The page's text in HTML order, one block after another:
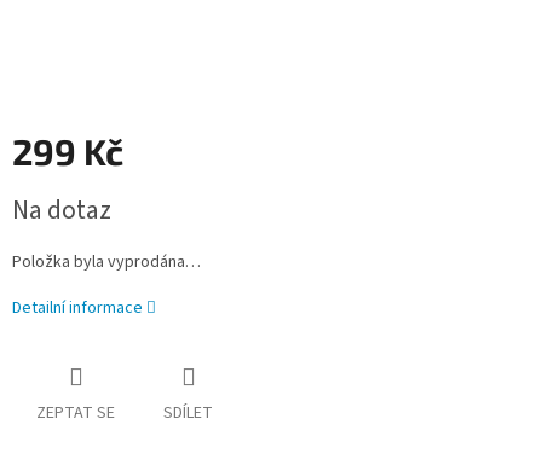
299 Kč
cena:
Na dotaz
Položka byla vyprodána…
Detailní informace
ZEPTAT SE SDÍLET